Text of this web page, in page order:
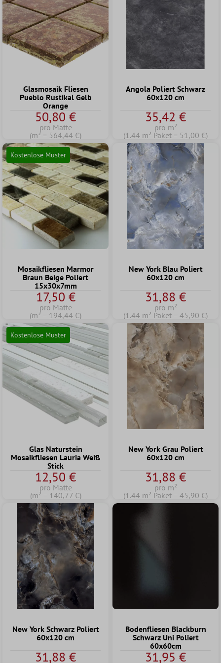
Glasmosaik Fliesen
Pueblo Rustikal Gelb
Orange
50,80 €
pro Matte
(m² = 564,44 €)
Angola Poliert Schwarz
60x120 cm
35,42 €
pro m²
(1.44 m² Paket = 51,00 €)
Kostenlose Muster
Mosaikfliesen Marmor
Braun Beige Poliert
15x30x7mm
17,50 €
pro Matte
(m² = 194,44 €)
New York Blau Poliert
60x120 cm
31,88 €
pro m²
(1.44 m² Paket = 45,90 €)
Kostenlose Muster
Glas Naturstein
Mosaikfliesen Lauria Weiß
Stick
12,50 €
pro Matte
(m² = 140,77 €)
New York Grau Poliert
60x120 cm
31,88 €
pro m²
(1.44 m² Paket = 45,90 €)
New York Schwarz Poliert
60x120 cm
31,88 €
Bodenfliesen Blackburn
Schwarz Uni Poliert
60x60cm
31,95 €